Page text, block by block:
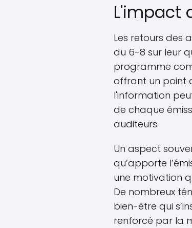
L'impact
Les retours des
du 6-8 sur leur
programme
offrant un point
l'information
de chaque
auditeurs.
Un aspect
qu’apporte
une motivation
De nombreux
bien-être qui
renforcé par la